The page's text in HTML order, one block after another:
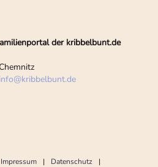
der kribbelbunt.de
info@kribbelbunt.de
Impressum
Datenschutz